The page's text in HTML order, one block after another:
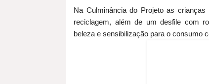
Na Culminância do Projeto as
reciclagem, além de um desfile com
beleza e sensibilização para o consumo